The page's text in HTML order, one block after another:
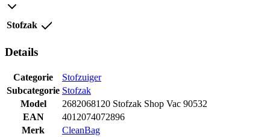
Stofzak
Details
Categorie
Stofzuiger
Subcategorie Stofzak
Model
2682068120 Stofzak Shop Vac 90532
EAN
4012074072896
Merk
CleanBag